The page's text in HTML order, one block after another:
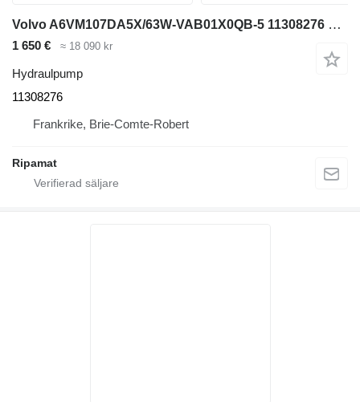
Volvo A6VM107DA5X/63W-VAB01X0QB-5 11308276 hydraulpump till Volvo L30 hjullastare
1 650 € ≈ 18 090 kr
Hydraulpump
11308276
Frankrike, Brie-Comte-Robert
Ripamat